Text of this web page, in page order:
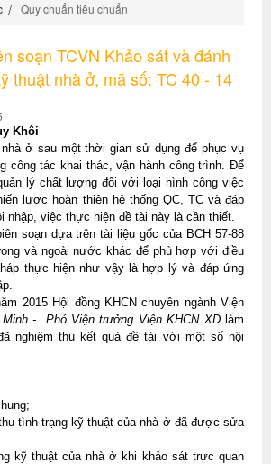
Quy chuẩn tiêu chuẩn
soạn TCVN Khảo sát và đánh
thuật nhà ở, mã số: TC 40 - 14
Khôi
ở sau một thời gian sử dụng để phục vụ
công tác khai thác, vận hành công trình. Để
lý chất lượng đối với loại hình công việc
lược hoàn thiện hệ thống QC, TC và đáp
nhập, việc thực hiện đề tài này là cần thiết.
soạn dựa trên tài liệu gốc của BCH 57-88
và ngoài nước khác để phù hợp với điều
thực hiện như vậy là hợp lý và đáp ứng
2015 Hội đồng KHCN chuyên ngành Viện
- Phó Viện trưởng Viện KHCN XDlàm
nghiệm thu kết quả đề tài với một số nội
tình trạng kỹ thuật của nhà ở đã được sửa
kỹ thuật của nhà ở khi khảo sát trực quan